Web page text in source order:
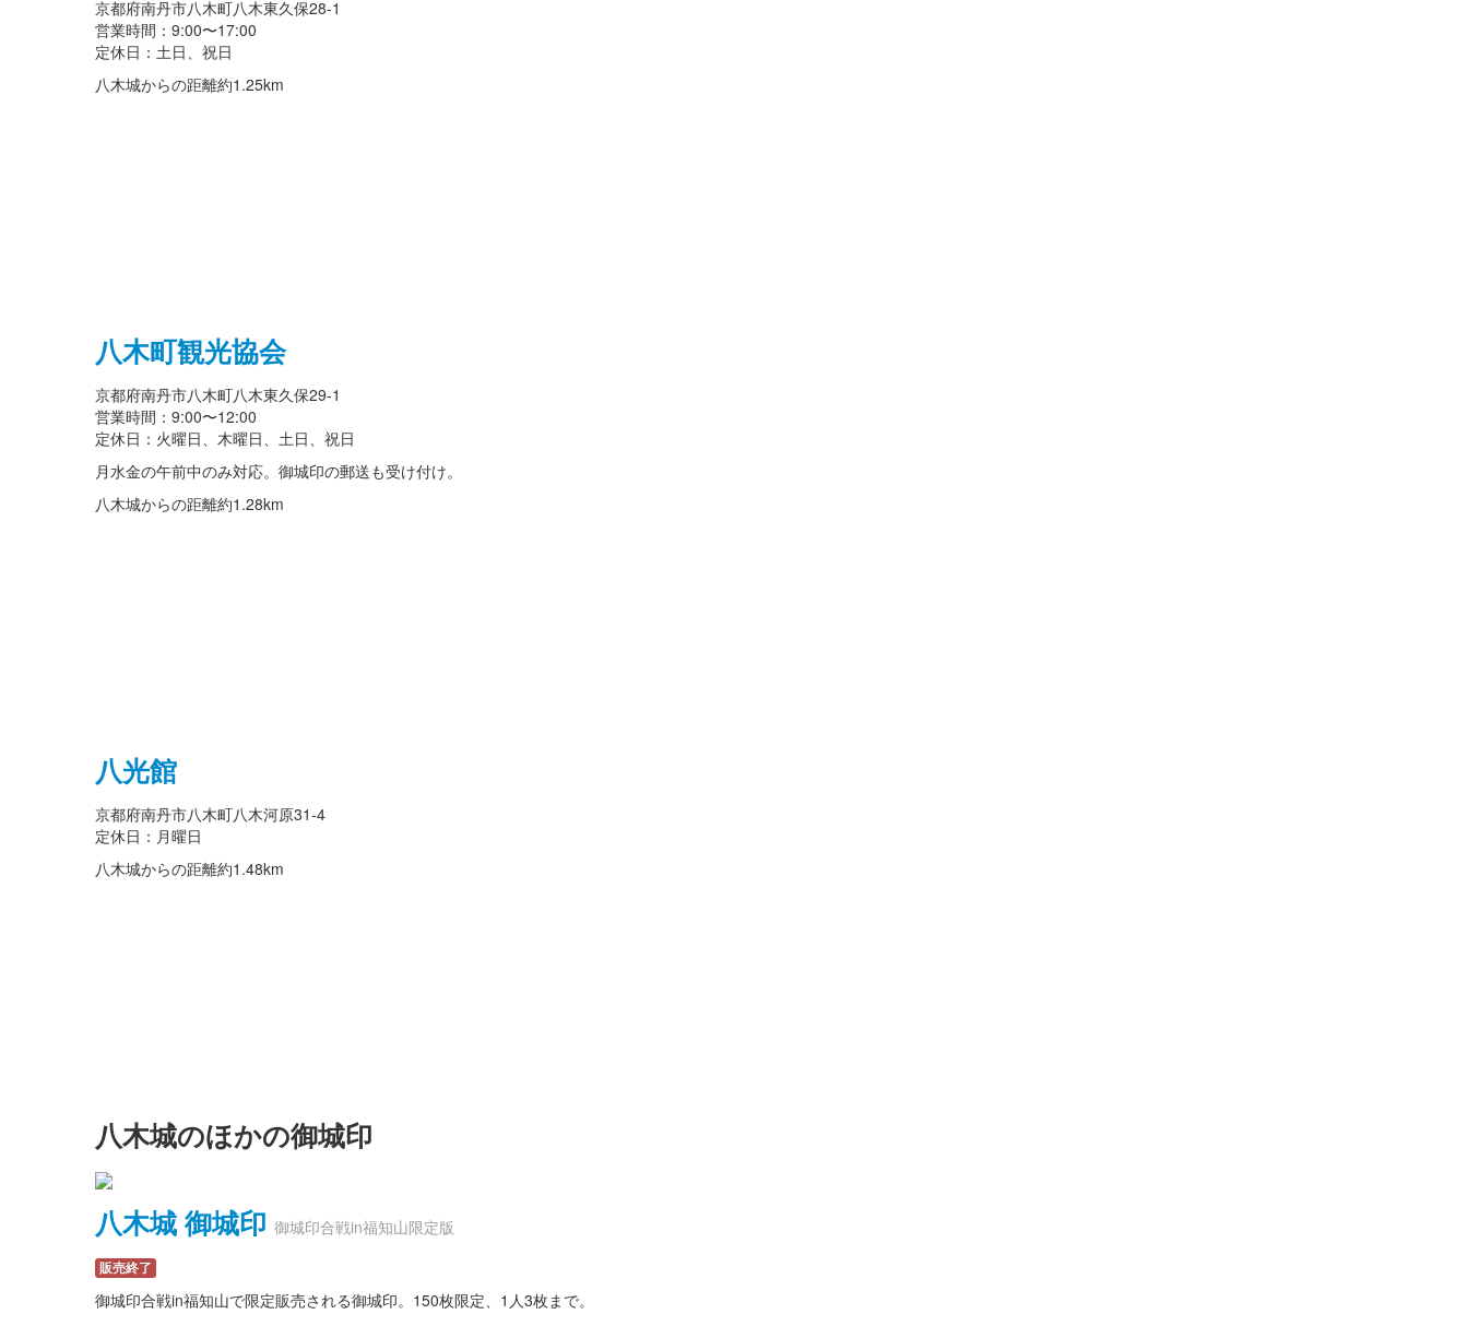
京都府南丹市八木町八木東久保28-1
営業時間：9:00〜17:00
定休日：土日、祝日
八木城からの距離約1.25km
八木町観光協会
京都府南丹市八木町八木東久保29-1
営業時間：9:00〜12:00
定休日：火曜日、木曜日、土日、祝日
月水金の午前中のみ対応。御城印の郵送も受け付け。
八木城からの距離約1.28km
八光館
京都府南丹市八木町八木河原31-4
定休日：月曜日
八木城からの距離約1.48km
八木城のほかの御城印
八木城 御城印 御城印合戦in福知山限定版
販売終了
御城印合戦in福知山で限定販売される御城印。150枚限定、1人3枚まで。